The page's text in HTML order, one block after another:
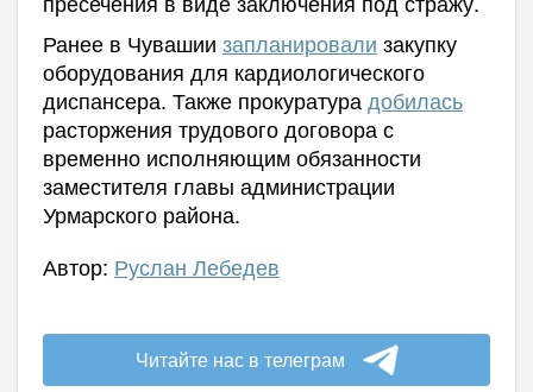
Ранее в Чувашии запланировали закупку
оборудования для кардиологического
диспансера. Также прокуратура добилась
расторжения трудового договора с
временно исполняющим обязанности
заместителя главы администрации
Урмарского района.
Автор: Руслан Лебедев
Читайте нас в телеграм